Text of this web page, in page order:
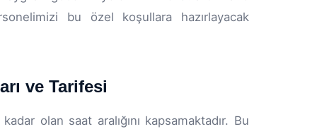
bu özel koşullara hazırlayacak
ve Tarifesi
olan saat aralığını kapsamaktadır. Bu